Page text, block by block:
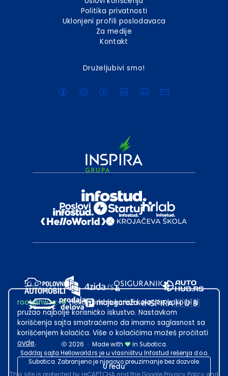
Politika privatnosti
Uklonjeni profili poslodavaca
Za medije
Kontakt
Druželjubivi smo!
2026 · Made with
in Subotica.
Sadržaj sajta Helloworld.rs je u vlasništvu Infostud rešenja d.o.o.
Subotica. Zabranjeno je njegovo preuzimanje bez dozvole.
root@hw.rs:~#Helloworld.rs koristi kolačiće kako bi ti
pružao najbolje korisničko iskustvo. Nastavkom
korišćenja sajta smatraćemo da imamo saglasnost sa
korišćenjem kolačića. Više o kolačićima možeš pročitati
ovde.
U redu